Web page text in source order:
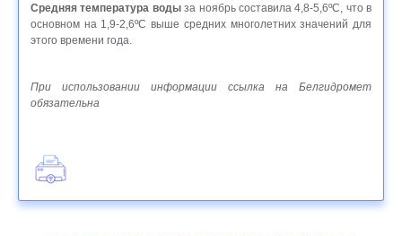
Средняя температура водыза ноябрь составила 4,8-5,6ºС, что в
основном на 1,9-2,6ºС выше средних многолетних значений для
этого времени года.
При использовании информации ссылка на Белгидромет
обязательна